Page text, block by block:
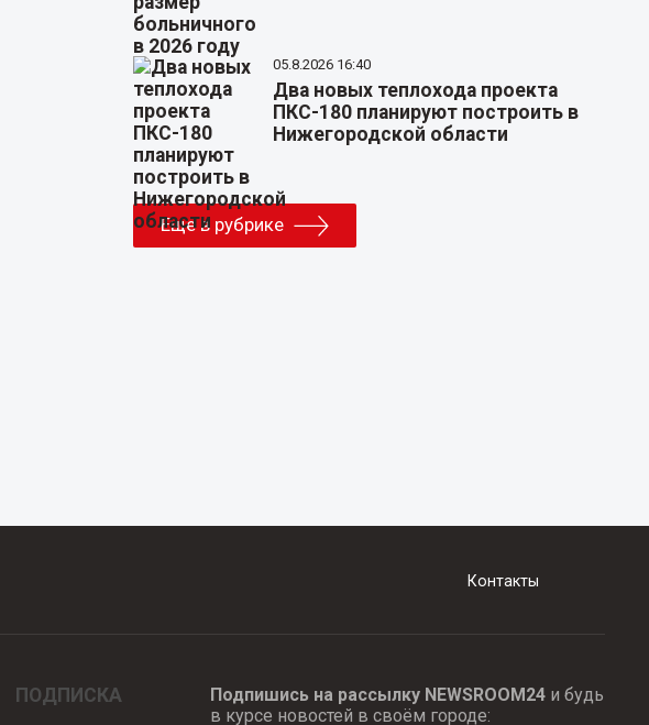
05.8.2026 16:40
Два новых теплохода проекта
ПКС-180 планируют построить в
Нижегородской области
Еще в рубрике
Контакты
ПОДПИСКА Подпишись на рассылку NEWSROOM24и будь
в курсе новостей в своём городе: